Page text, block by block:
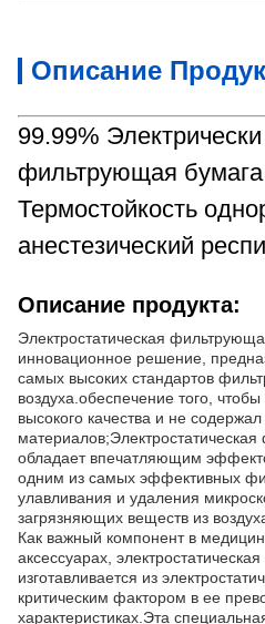
Описание
99.99%
фильтрующая бумага
Термостойкость
анестезический
Описание продукта:
Электростатическая
инновационное решение,
самых высоких стандартов
воздуха.обеспечение того,
высокого качества и не
обладает впечатляющим
одним из самых эффективных
улавливания и удаления
загрязняющих веществ из
Как важный компонент в
аксессуарах,
изготавливается из
критическим фактором в ее
характеристиках.Эта